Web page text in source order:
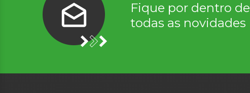
Fique por dentro de
todas as novidades